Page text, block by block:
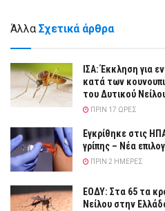
Άλλα Σχετικά άρθρα
ΙΣΑ: Έκκληση για
κατά των
του Δυτικού
ΠΡΙΝ 17 ΏΡΕΣ
Εγκρίθηκε στις
γρίπης – Νέα
ΠΡΙΝ 2 ΗΜΈΡΕΣ
ΕΟΔΥ: Στα 65 τα
Νείλου στην